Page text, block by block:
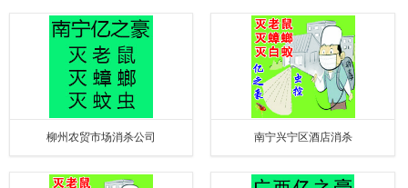
柳州农贸市场消杀公司 南宁兴宁区酒店消杀